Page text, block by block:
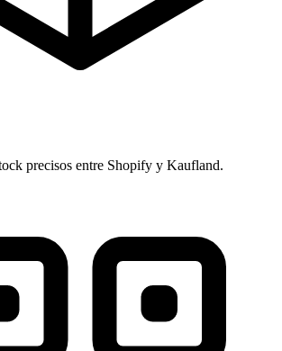
precisos entre Shopify y Kaufland.